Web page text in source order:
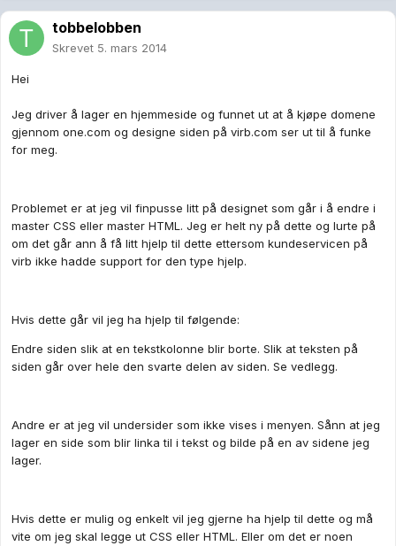
tobbelobben
Skrevet 5. mars 2014
Hei
Jeg driver å lager en hjemmeside og funnet ut at å kjøpe domene
gjennom one.com og designe siden på virb.com ser ut til å funke
for meg.
Problemet er at jeg vil finpusse litt på designet som går i å endre i
master CSS eller master HTML. Jeg er helt ny på dette og lurte på
om det går ann å få litt hjelp til dette ettersom kundeservicen på
virb ikke hadde support for den type hjelp.
Hvis dette går vil jeg ha hjelp til følgende:
Endre siden slik at en tekstkolonne blir borte. Slik at teksten på
siden går over hele den svarte delen av siden. Se vedlegg.
Andre er at jeg vil undersider som ikke vises i menyen. Sånn at jeg
lager en side som blir linka til i tekst og bilde på en av sidene jeg
lager.
Hvis dette er mulig og enkelt vil jeg gjerne ha hjelp til dette og må
vite om jeg skal legge ut CSS eller HTML. Eller om det er noen